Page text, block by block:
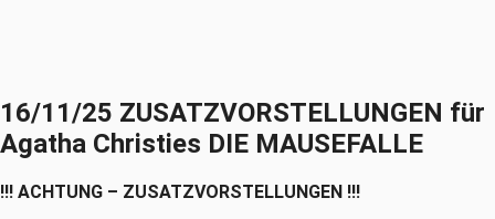
16/11/25 ZUSATZVORSTELLUNGEN für
Agatha Christies DIE MAUSEFALLE
!!! ACHTUNG – ZUSATZVORSTELLUNGEN !!!